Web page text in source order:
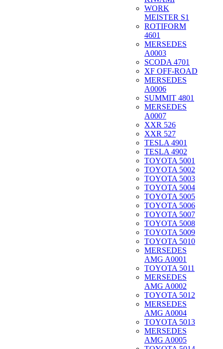
WORK
MEISTER S1
ROTIFORM
4601
MERSEDES
A0003
SCODA 4701
XF OFF-ROAD
MERSEDES
A0006
SUMMIT 4801
MERSEDES
A0007
XXR 526
XXR 527
TESLA 4901
TESLA 4902
TOYOTA 5001
TOYOTA 5002
TOYOTA 5003
TOYOTA 5004
TOYOTA 5005
TOYOTA 5006
TOYOTA 5007
TOYOTA 5008
TOYOTA 5009
TOYOTA 5010
MERSEDES
AMG A0001
TOYOTA 5011
MERSEDES
AMG A0002
TOYOTA 5012
MERSEDES
AMG A0004
TOYOTA 5013
MERSEDES
AMG A0005